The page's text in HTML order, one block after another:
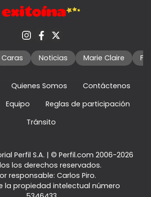
Caras Noticias Marie Claire
Quienes Somos
Contáctenos
Equipo
Reglas de participación
Tránsito
Perfil S.A. | © Perfil.com 2006-2026
los derechos reservados.
responsable: Carlos Piro.
la propiedad intelectual número